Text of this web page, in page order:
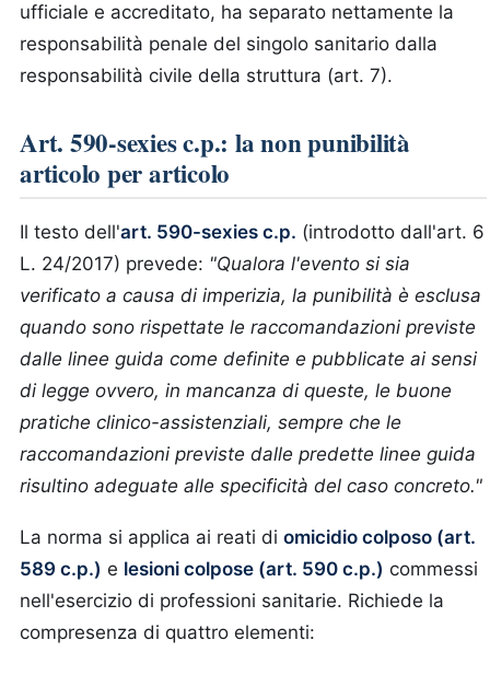
ufficiale e accreditato, ha separato nettamente la
responsabilità penale del singolo sanitario dalla
responsabilità civile della struttura (art. 7).
Art. 590-sexies c.p.: la non punibilità
articolo per articolo
Il testo dell'art. 590-sexies c.p. (introdotto dall'art. 6
L. 24/2017) prevede: "Qualora l'evento si sia
verificato a causa di imperizia, la punibilità è esclusa
quando sono rispettate le raccomandazioni previste
dalle linee guida come definite e pubblicate ai sensi
di legge ovvero, in mancanza di queste, le buone
pratiche clinico-assistenziali, sempre che le
raccomandazioni previste dalle predette linee guida
risultino adeguate alle specificità del caso concreto."
La norma si applica ai reati di omicidio colposo (art.
589 c.p.) e lesioni colpose (art. 590 c.p.) commessi
nell'esercizio di professioni sanitarie. Richiede la
compresenza di quattro elementi: